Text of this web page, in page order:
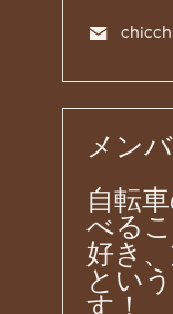
メン
自転
べる
好き
とい
す！